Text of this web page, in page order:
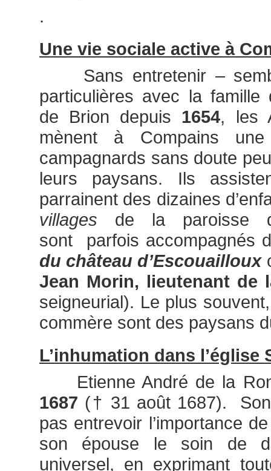
.
Une vie sociale active à
Sans entretenir –
particulières avec la famille
de Brion depuis 1654, les
mènent à Compains
campagnards sans doute
leurs paysans. Ils
parrainent des dizaines
villages de la paroisse
sont parfois accompagnés
du château d’Escouailloux
Jean Morin, lieutenant de
seigneurial). Le plus
commère sont des paysans
L’inhumation dans l’église
Etienne André de la
1687 († 31 août 1687).
pas entrevoir l’importance
son épouse le soin de
universel, en exprimant